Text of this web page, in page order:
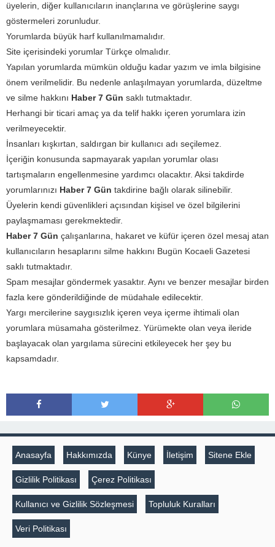
üyelerin, diğer kullanıcıların inançlarına ve görüşlerine saygı
göstermeleri zorunludur.
Yorumlarda büyük harf kullanılmamalıdır.
Site içerisindeki yorumlar Türkçe olmalıdır.
Yapılan yorumlarda mümkün olduğu kadar yazım ve imla bilgisine
önem verilmelidir. Bu nedenle anlaşılmayan yorumlarda, düzeltme
ve silme hakkını Haber 7 Gün saklı tutmaktadır.
Herhangi bir ticari amaç ya da telif hakkı içeren yorumlara izin
verilmeyecektir.
İnsanları kışkırtan, saldırgan bir kullanıcı adı seçilemez.
İçeriğin konusunda sapmayarak yapılan yorumlar olası
tartışmaların engellenmesine yardımcı olacaktır. Aksi takdirde
yorumlarınızı Haber 7 Gün takdirine bağlı olarak silinebilir.
Üyelerin kendi güvenlikleri açısından kişisel ve özel bilgilerini
paylaşmaması gerekmektedir.
Haber 7 Gün çalışanlarına, hakaret ve küfür içeren özel mesaj atan
kullanıcıların hesaplarını silme hakkını Bugün Kocaeli Gazetesi
saklı tutmaktadır.
Spam mesajlar göndermek yasaktır. Aynı ve benzer mesajlar birden
fazla kere gönderildiğinde de müdahale edilecektir.
Yargı mercilerine saygısızlık içeren veya içerme ihtimali olan
yorumlara müsamaha gösterilmez. Yürümekte olan veya ileride
başlayacak olan yargılama sürecini etkileyecek her şey bu
kapsamdadır.
Anasayfa Hakkımızda Künye İletişim Sitene Ekle
Gizlilik Politikası Çerez Politikası
Kullanıcı ve Gizlilik Sözleşmesi Topluluk Kuralları
Veri Politikası